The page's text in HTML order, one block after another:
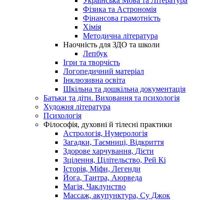
Фізика та Астрономія
Фінансова грамотність
Хімія
Методична література
Наочність для ЗДО та школи
Лепбук
Ігри та творчість
Логопедичний матеріал
Інклюзивна освіта
Шкільна та дошкільна документація
Батьки та діти. Виховання та психологія
Художня література
Психологія
Філософія, духовні й тілесні практики
Астрологія, Нумерологія
Загадки, Таємниці, Відкриття
Здорове харчування, Дієти
Зцілення, Цілітельство, Рей Кі
Історія, Міфи, Легенди
Йога, Тантра, Аюрведа
Магія, Чаклунство
Массаж, акупунктура, Су Джок